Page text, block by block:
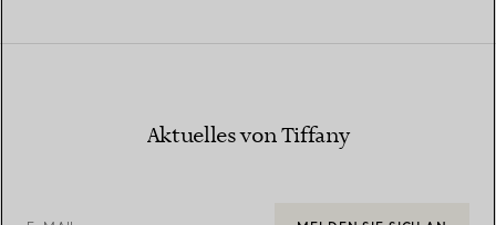
Aktuelles von Tiffany